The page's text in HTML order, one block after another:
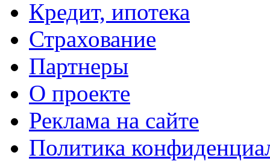
Кредит, ипотека
Страхование
Партнеры
O проекте
Реклама на сайте
Политика